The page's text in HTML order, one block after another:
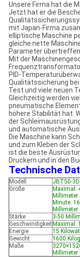
Unsere Firma hat die
Jetzt hat er die
mit Japan-Firma
elliptische Maschine
gleiche nette
Parameter
Mit der
PID-
Qualitätssicherung
Test und viele neuen
Gleichzeitig werden
pneumatische
höhere Stabilität hat.
der
und automatische
Die Maschine kann
und zum Kleben der
ist die beste
Druckern und in den
Technische
Modell JBT50-3D
Größe
Maximal:
Millimeter
Minute:
Millimeter
Stärke
3-50
Geschwindigkeit Maximal:
Energie
15
Gewicht
1600
Maße
Millimeter